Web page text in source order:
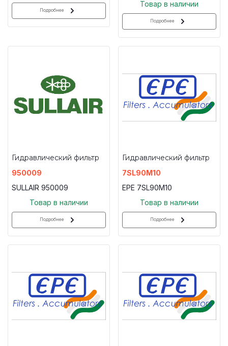
Подробнее
Товар в наличии
Подробнее
Гидравлический фильтр
950009
SULLAIR 950009
Товар в наличии
Подробнее
Гидравлический фильтр
7SL90M10
EPE 7SL90M10
Товар в наличии
Подробнее